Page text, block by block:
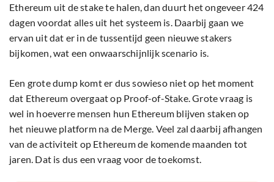
Ethereum uit de stake te halen, dan duurt het ongeveer 424
dagen voordat alles uit het systeem is. Daarbij gaan we
ervan uit dat er in de tussentijd geen nieuwe stakers
bijkomen, wat een onwaarschijnlijk scenario is.
Een grote dump komt er dus sowieso niet op het moment
dat Ethereum overgaat op Proof-of-Stake. Grote vraag is
wel in hoeverre mensen hun Ethereum blijven staken op
het nieuwe platform na de Merge. Veel zal daarbij afhangen
van de activiteit op Ethereum de komende maanden tot
jaren. Dat is dus een vraag voor de toekomst.